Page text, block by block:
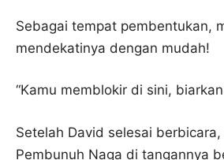
Sebagai tempat pembentukan,
mendekatinya dengan mudah!
“Kamu memblokir di sini,
Setelah David selesai berbicara,
Pembunuh Naga di tangannya